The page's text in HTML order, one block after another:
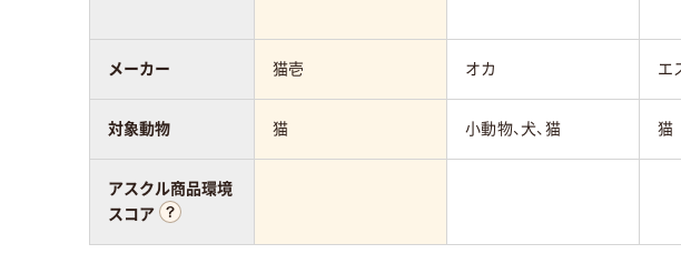
猫壱 オカ エ
猫 小動物、犬、猫 猫
メーカー
対象動物
アスクル商品環境
スコア